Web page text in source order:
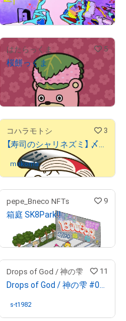
販売期間外
はたらっくま 5
桜餅っくま
20,000
売出し（初回販売）
コハラモトシ 3
【寿司のシャリネズミ】 〆サバ
makomak さんが保有中
pepe_Bneco NFTs 9
箱庭 SK8Park‼︎
20,000
Drops of God / 神の雫 11
Drops of God / 神の雫 #01-1
s-t1982